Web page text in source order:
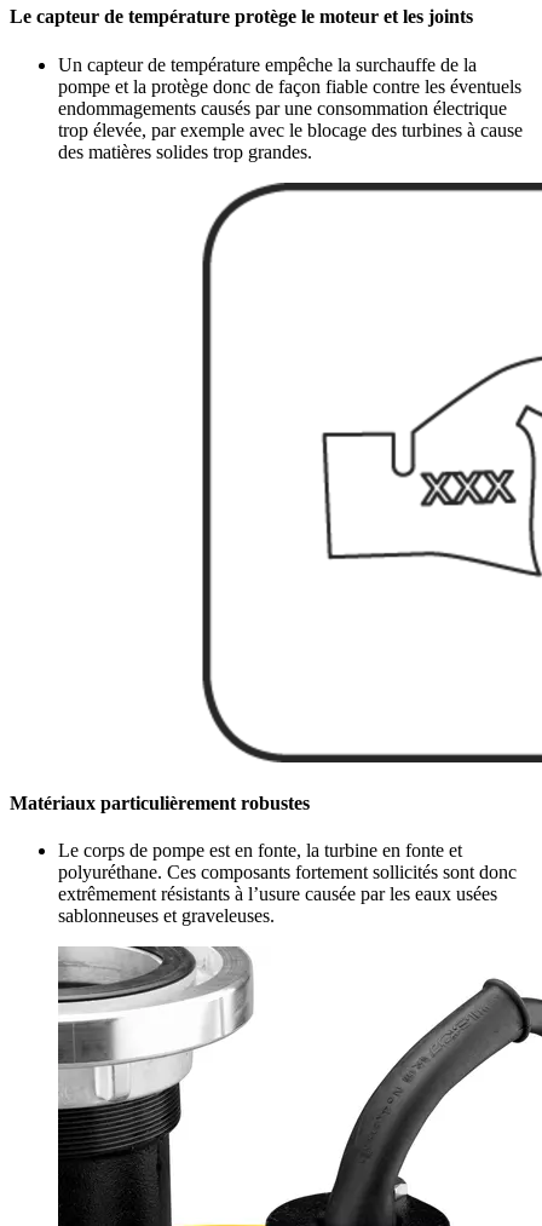
Le capteur de température protège le moteur et les joints
Un capteur de température empêche la surchauffe de la
pompe et la protège donc de façon fiable contre les éventuels
endommagements causés par une consommation électrique
trop élevée, par exemple avec le blocage des turbines à cause
des matières solides trop grandes.
Matériaux particulièrement robustes
Le corps de pompe est en fonte, la turbine en fonte et
polyuréthane. Ces composants fortement sollicités sont donc
extrêmement résistants à l’usure causée par les eaux usées
sablonneuses et graveleuses.